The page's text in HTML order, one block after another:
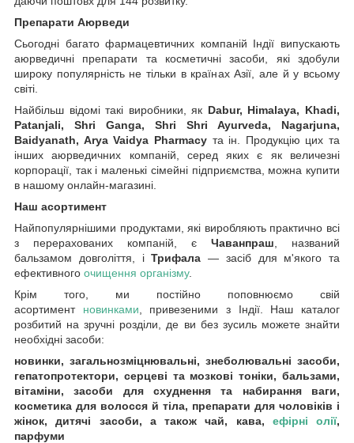
Препарати Аюрведи
Сьогодні багато фармацевтичних компаній Індії випускають
аюрведичні препарати та косметичні засоби, які здобули
широку популярність не тільки в країнах Азії, але й у всьому
світі.
Найбільш відомі такі виробники, як Dabur, Himalaya, Khadi,
Patanjali, Shri Ganga, Shri Shri Ayurveda, Nagarjuna,
Baidyanath, Arya Vaidya Pharmacy та ін. Продукцію цих та
інших аюрведичних компаній, серед яких є як величезні
корпорації, так і маленькі сімейні підприємства, можна купити
в нашому онлайн-магазині.
Наш асортимент
Найпопулярнішими продуктами, які виробляють практично всі
з перерахованих компаній, є Чаванпраш , названий
бальзамом довголіття, іТрифала — засіб для м'якого та
ефективного очищення організму.
Крім того, ми постійно поповнюємо свій
асортимент новинками , привезеними з Індії. Наш каталог
розбитий на зручні розділи, де ви без зусиль можете знайти
необхідні засоби:
новинки, загальнозміцнювальні, знеболювальні засоби,
гепатопротектори, серцеві та мозкові тоніки, бальзами,
вітаміни, засоби для схуднення та набирання ваги,
косметика для волосся й тіла, препарати для чоловіків і
жінок, дитячі засоби, а також чай, кава, ефірні олії,
парфуми